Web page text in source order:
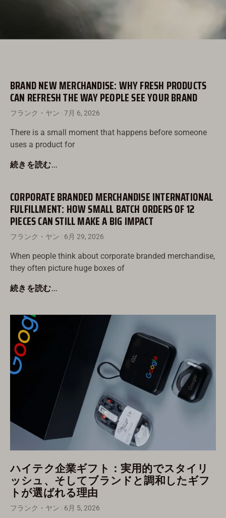
BRAND NEW MERCHANDISE: WHY FRESH PRODUCTS
CAN REFRESH THE WAY PEOPLE SEE YOUR BRAND
フランク・ヤン 7月 6, 2026
There is a small moment that happens before someone
uses a product for
続きを読む...
CORPORATE BRANDED MERCHANDISE INTERNATIONAL
FULFILLMENT: HOW SMALL BATCH ORDERS OF 12
PIECES CAN STILL MAKE A BIG IMPACT
フランク・ヤン 6月 29, 2026
When people think about corporate branded merchandise,
they often picture huge boxes of
続きを読む...
ハイテク企業ギフト：実用的でスタイリ
ッシュ、そしてブランドと調和したギフ
トが選ばれる理由
フランク・ヤン 6月 5, 2026